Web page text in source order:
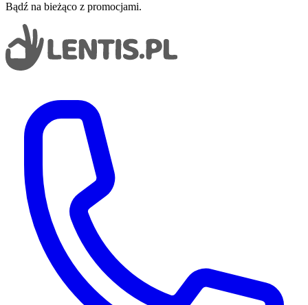
Bądź na bieżąco z promocjami.